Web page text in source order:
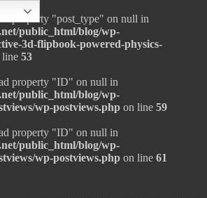
property "post_type" on null in
public_html/blog/wp-
3d-flipbook-powered-physics-
line 53
property "ID" on null in
public_html/blog/wp-
wp-postviews.php on line 59
property "ID" on null in
public_html/blog/wp-
wp-postviews.php on line 61